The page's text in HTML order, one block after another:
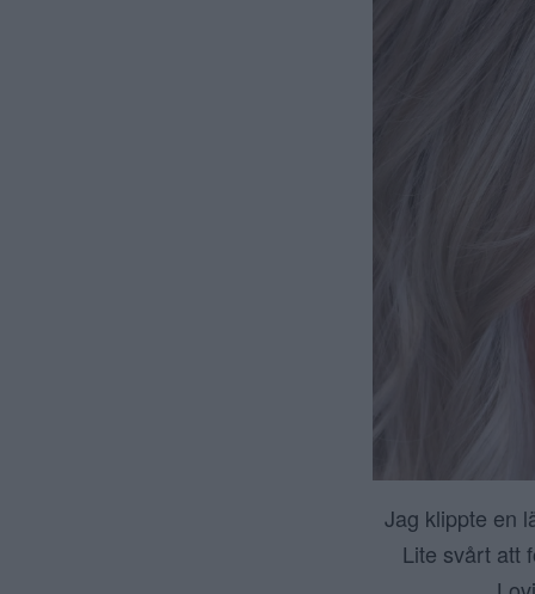
Jag klippte en
Lite svårt att